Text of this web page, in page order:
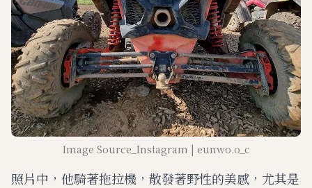
Image Source_Instagram | eunwo.o_c
照片中，他騎著拖拉機，散發著野性的美感，尤其是